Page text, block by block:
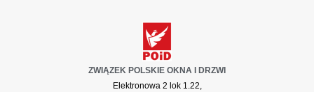
ZWIĄZEK POLSKIE OKNA I DRZWI
Elektronowa 2 lok 1.22,